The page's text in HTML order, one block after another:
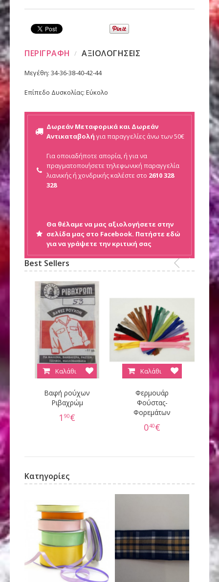
ΠΕΡΙΓΡΑΦΗ ΑΞΙΟΛΟΓΗΣΕΙΣ
Μεγέθη: 34-36-38-40-42-44
Επίπεδο Δυσκολίας: Εύκολο
Δωρεάν Μεταφορικά και Δωρεάν
Αντικαταβολή για παραγγελίες άνω των 50€
Για οποιαδήποτε απορία, ή για να
πραγματοποιήσετε τηλεφωνική παραγγελία
λιανικής ή χονδρικής καλέστε στο 2610 328
328
Θα θέλαμε να μας αξιολογήσετε στην
σελίδα μας στο Facebook. Πατήστε εδώ
για να γράψετε την κριτική σας
Best Sellers
Βαφή ρούχων
Ριβαχρώμ
1 90€
Καλάθι
Φερμουάρ
Φούστας-
Φορεμάτων
040€
Καλάθι
Κατηγορίες